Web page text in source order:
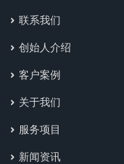
联系我们
创始人介绍
客户案例
关于我们
服务项目
新闻资讯